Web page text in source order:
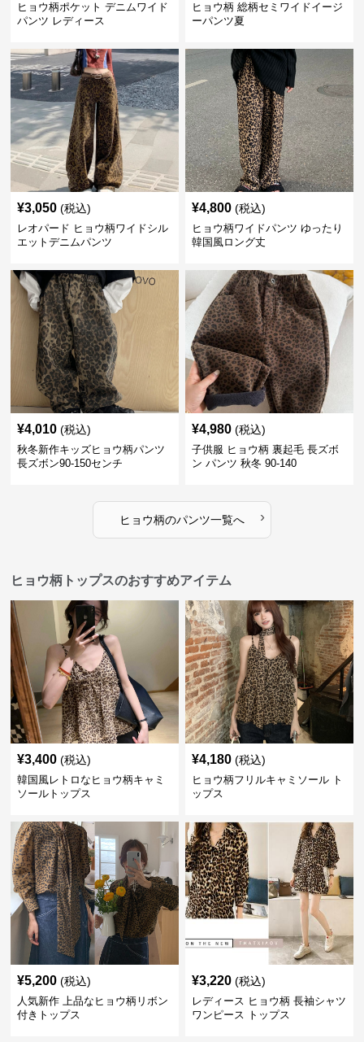
ヒョウ柄ポケット デニムワイド
パンツ レディース
ヒョウ柄 総柄セミワイドイージ
ーパンツ夏
¥3,050 (税込)
レオパード ヒョウ柄ワイドシル
エットデニムパンツ
¥4,800 (税込)
ヒョウ柄ワイドパンツ ゆったり
韓国風ロング丈
¥4,010 (税込)
秋冬新作キッズヒョウ柄パンツ
長ズボン90-150センチ
¥4,980 (税込)
子供服 ヒョウ柄 裏起毛 長ズボ
ン パンツ 秋冬 90-140
ヒョウ柄のパンツ一覧へ ›
ヒョウ柄トップスのおすすめアイテム
¥3,400 (税込)
韓国風レトロなヒョウ柄キャミ
ソールトップス
¥4,180 (税込)
ヒョウ柄フリルキャミソール ト
ップス
¥5,200 (税込)
人気新作 上品なヒョウ柄リボン
付きトップス
¥3,220 (税込)
レディース ヒョウ柄 長袖シャツ
ワンピース トップス